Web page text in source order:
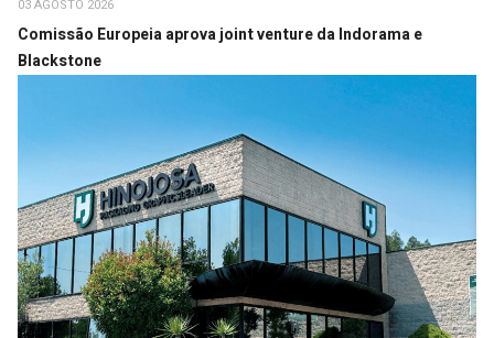
03 AGOSTO 2026
Comissão Europeia aprova joint venture da Indorama e
Blackstone